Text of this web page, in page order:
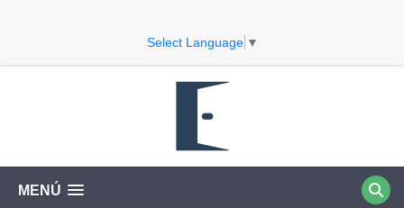
Select Language ▼
MENÚ